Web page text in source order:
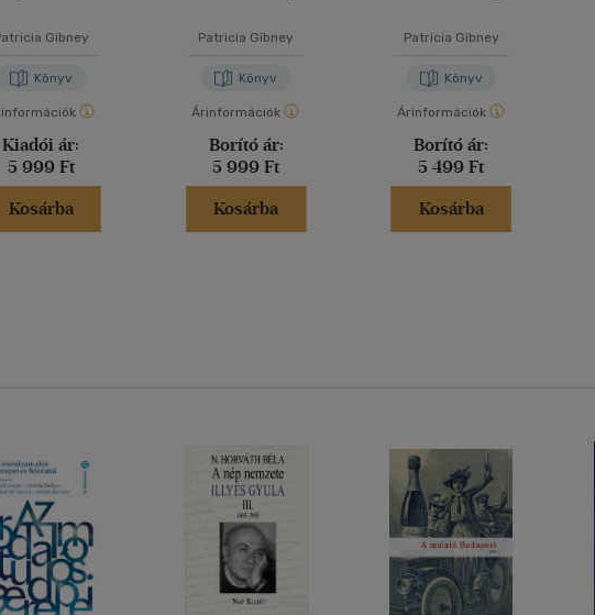
Gibney
Könyv
Kiadói ár:
5 999 Ft
Kosárba
Patricia Gibney
Könyv
Árinformációk
Borító ár:
5 999 Ft
Kosárba
Patricia Gibney
Könyv
Árinformációk
Borító ár:
5 499 Ft
Kosárba